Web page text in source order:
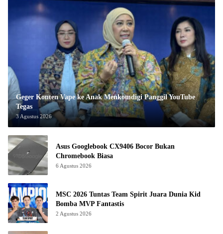
Geger Konten Vape ke Anak Menkomdigi Panggil YouTube
Tegas
3 Agustus 2026
Asus Googlebook CX9406 Bocor Bukan
Chromebook Biasa
6 Agustus 2026
MSC 2026 Tuntas Team Spirit Juara Dunia Kid
Bomba MVP Fantastis
2 Agustus 2026